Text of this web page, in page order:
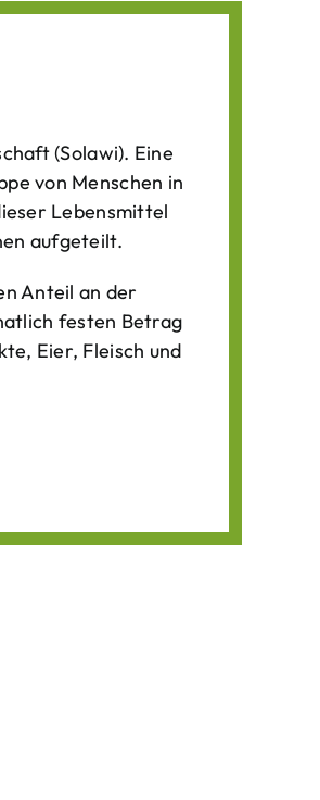
(Solawi). Eine
von Menschen in
Lebens­mittel
aufgeteilt.
Anteil an der
festen Betrag
Eier, Fleisch und